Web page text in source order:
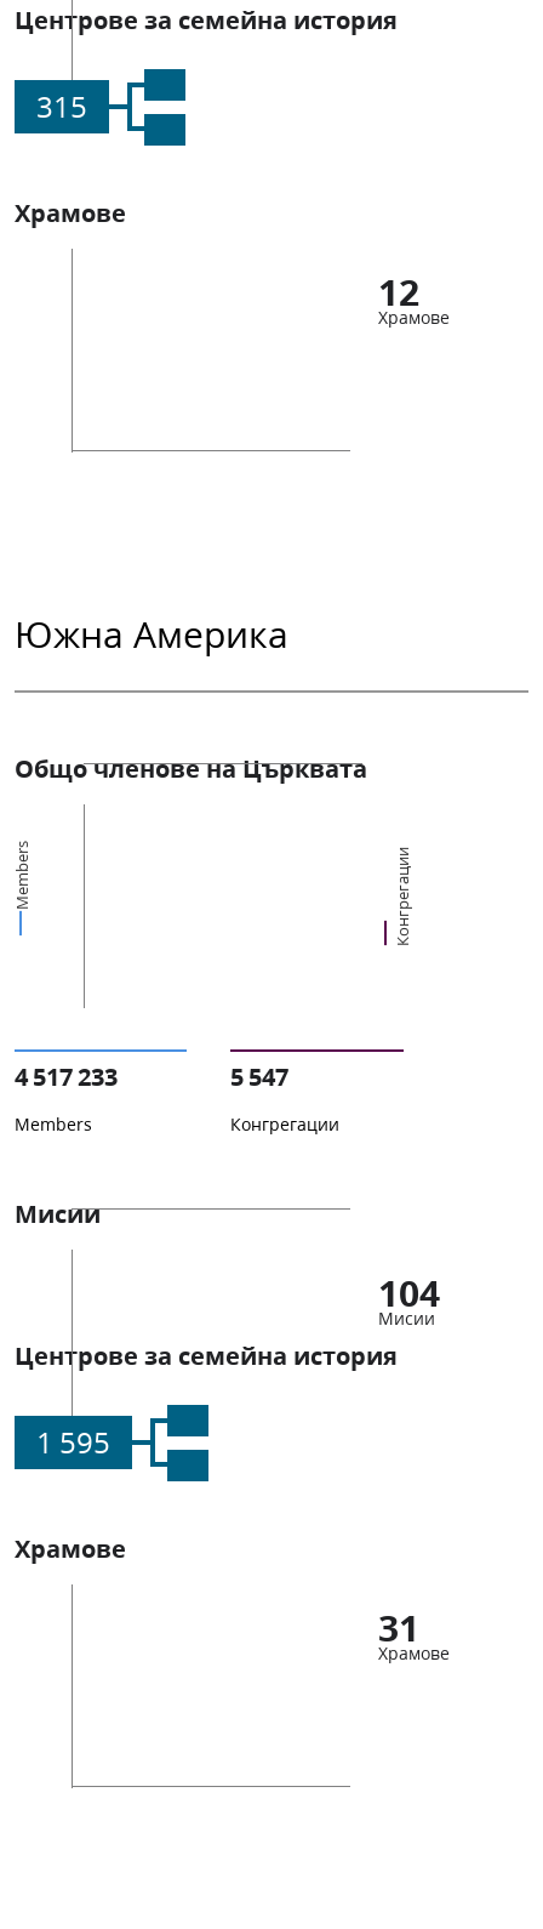
Центрове за семейна история
315
Храмове
12
Храмове
Южна Америка
Общо членове на Църквата
Members Конгрегации
4 517 233
Members
5 547
Конгрегации
Мисии
104
Мисии
Центрове за семейна история
1 595
Храмове
31
Храмове